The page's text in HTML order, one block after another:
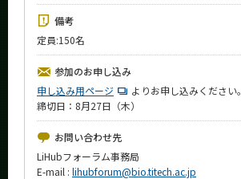
備考
定員:150名
参加のお申し込み
申し込み用ページ
よりお申し込みください。
締切日：8月27日（木）
お問い合わせ先
LiHubフォーラム事務局
E-mail : lihubforum@bio.titech.ac.jp
年別アーカイブ
サイト構成
学内向け情報